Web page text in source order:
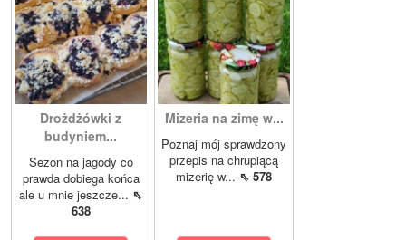
Drożdżówki z
budyniem...
Sezon na jagody co
prawda dobiega końca
ale u mnie jeszcze... ⇖
638
Mizeria na zimę w...
Poznaj mój sprawdzony
przepis na chrupiącą
mizerię w... ⇖ 578